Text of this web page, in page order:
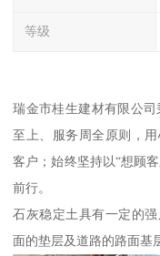
等级
瑞金市桂生建材有限公
至上、服务周全原则，
客户；始终坚持以“想顾
前行。
石灰稳定土具有一定的
面的垫层及道路的路面基